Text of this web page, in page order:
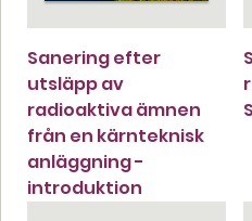
Sanering efter
utsläpp av
radioaktiva ämnen
från en kärnteknisk
anläggning -
introduktion